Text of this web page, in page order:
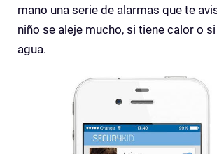
mano una serie de alarmas que te
niño se aleje mucho, si tiene calor o
agua.